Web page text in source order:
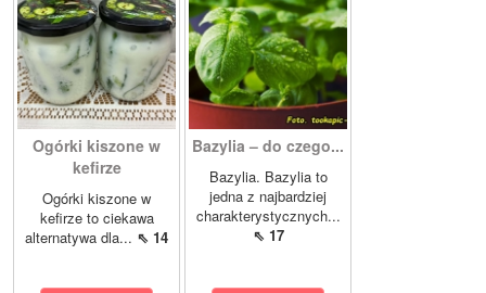
Ogórki kiszone w
kefirze
Ogórki kiszone w
kefirze to ciekawa
alternatywa dla... ⇖ 14
Bazylia – do czego...
Bazylia. Bazylia to
jedna z najbardziej
charakterystycznych...
⇖ 17